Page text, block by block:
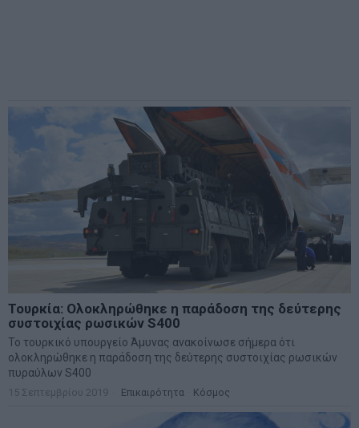
Τουρκία: Ολοκληρώθηκε η παράδοση της δεύτερης
συστοιχίας ρωσικών S400
Το τουρκικό υπουργείο Άμυνας ανακοίνωσε σήμερα ότι
ολοκληρώθηκε η παράδοση της δεύτερης συστοιχίας ρωσικών
πυραύλων S400
15 Σεπτεμβρίου 2019 Επικαιρότητα Κόσμος